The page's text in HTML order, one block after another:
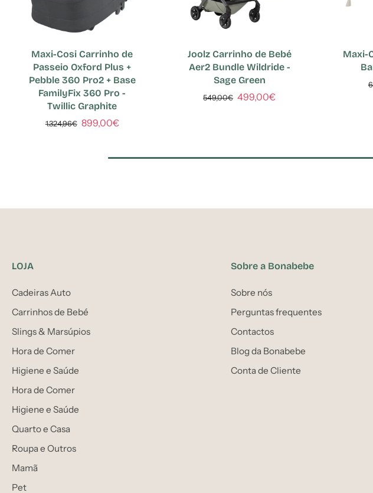
Maxi-Cosi Carrinho de
Passeio Oxford Plus +
Pebble 360 Pro2 + Base
FamilyFix 360 Pro -
Twillic Graphite
1.324,96€ 899,00€
Joolz Carrinho de Bebé
Aer2 Bundle Wildride -
Sage Green
549,00€ 499,00€
Maxi-
LOJA
Cadeiras Auto
Carrinhos de Bebé
Slings & Marsúpios
Hora de Comer
Higiene e Saúde
Hora de Comer
Higiene e Saúde
Quarto e Casa
Roupa e Outros
Mamã
Pet
Sobre a Bonabebe
Sobre nós
Perguntas frequentes
Contactos
Blog da Bonabebe
Conta de Cliente